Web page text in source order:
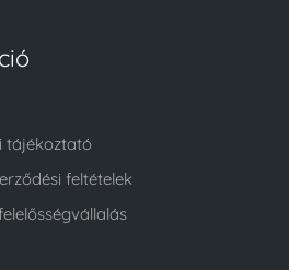
tájékoztató
feltételek